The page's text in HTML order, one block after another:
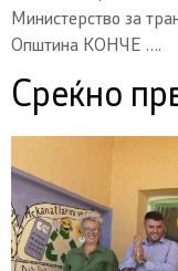
Министерство за
Општина КОНЧЕ ….
Среќно